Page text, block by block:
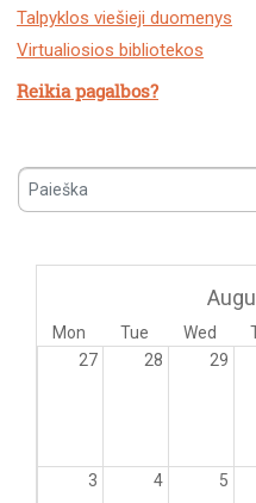
Talpyklos viešieji duomenys
Virtualiosios bibliotekos
Reikia pagalbos?
Paieška
Mon Tue Wed
27
28 29
3 4 5